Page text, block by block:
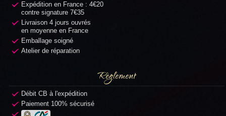
Expédition en France : 4€20
contre signature 7€35
Livraison 4 jours ouvrés
en moyenne en France
Emballage soigné
Atelier de réparation
Règlement
Débit CB à l'expédition
Paiement 100% sécurisé